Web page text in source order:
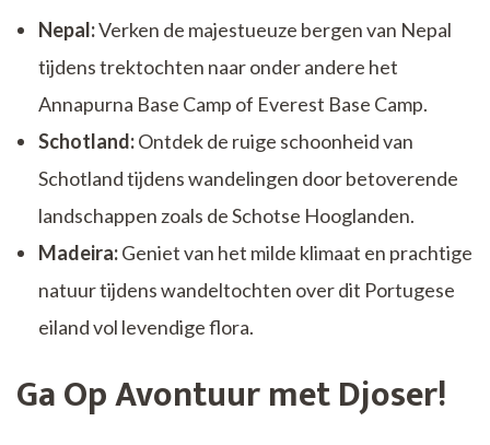
Nepal:Verken de majestueuze bergen van Nepal
tijdens trektochten naar onder andere het
Annapurna Base Camp of Everest Base Camp.
Schotland:Ontdek de ruige schoonheid van
Schotland tijdens wandelingen door betoverende
landschappen zoals de Schotse Hooglanden.
Madeira:Geniet van het milde klimaat en prachtige
natuur tijdens wandeltochten over dit Portugese
eiland vol levendige flora.
Ga Op Avontuur met Djoser!